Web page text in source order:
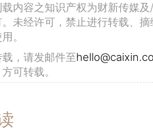
内容之知识产权为财新传媒
未经许可，禁止进行转载、
。
，请发邮件至
可转载。